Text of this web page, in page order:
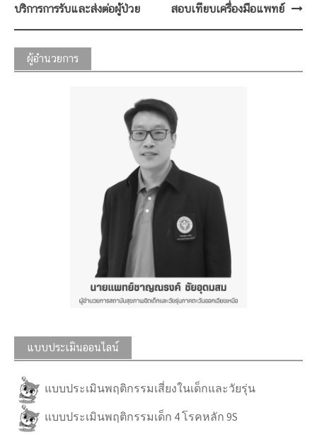
บริการการรับและส่งต่อผู้ป่วย
สอบเทียบเครื่องมือแพทย์
ผู้อำนวยการ
แบบประเมินออนไลน์
แบบประเมินพฤติกรรมเสี่ยงในเด็กและวัยรุ่น
แบบประเมินพฤติกรรมเด็ก 4 โรคหลัก 9S